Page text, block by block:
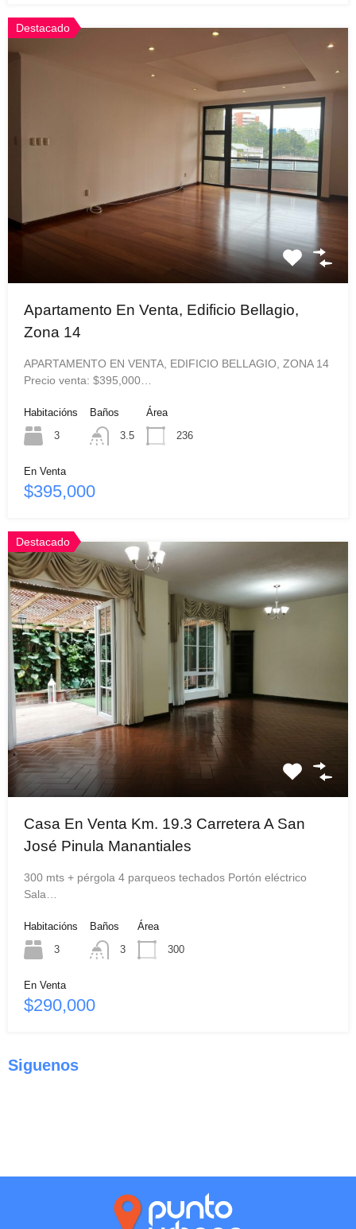
Destacado
Apartamento En Venta, Edificio Bellagio,
Zona 14
APARTAMENTO EN VENTA, EDIFICIO BELLAGIO, ZONA 14
Precio venta: $395,000…
Habitacións
3
Baños
3.5
Área
236
En Venta
$395,000
Destacado
Casa En Venta Km. 19.3 Carretera A San
José Pinula Manantiales
300 mts + pérgola 4 parqueos techados Portón eléctrico
Sala…
Habitacións
3
Baños
3
Área
300
En Venta
$290,000
Siguenos